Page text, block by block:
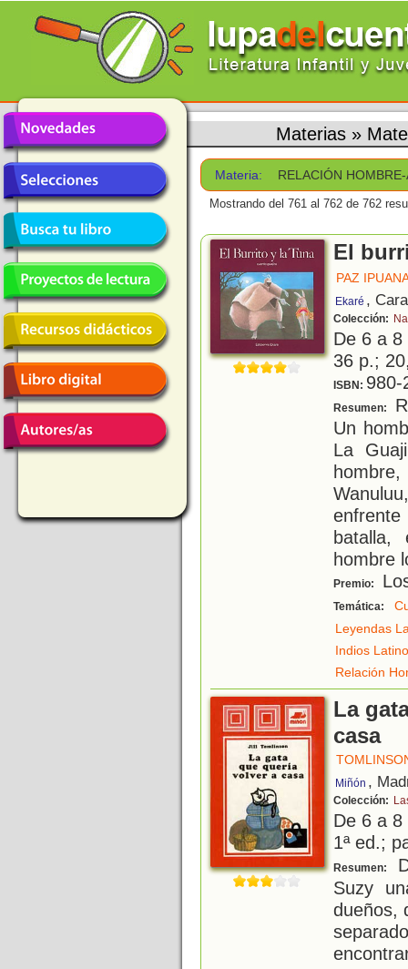
Materias »
Materia: RELACIÓN
Mostrando del 761 al 762 de 762
El
PAZ
Ekaré ,
Colección:
De 6 a
36 p.;
ISBN: 980-
Resumen:
Un
La
batalla,
hombre
Premio:
Temática:
Leyendas
Indios
Relación
La
casa
Miñón ,
Colección:
De 6 a
1ª ed.;
Resumen:
Suzy
dueños,